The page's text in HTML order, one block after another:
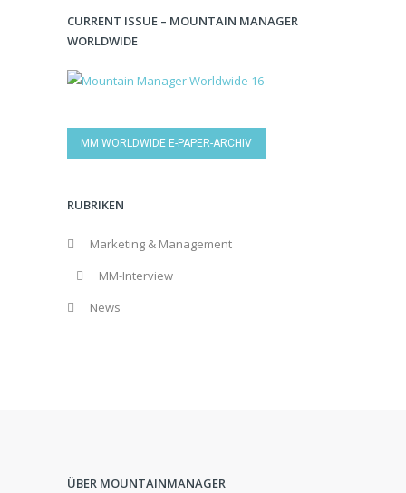
CURRENT ISSUE – MOUNTAIN MANAGER
WORLDWIDE
MM WORLDWIDE E-PAPER-ARCHIV
RUBRIKEN
Marketing & Management
MM-Interview
News
ÜBER MOUNTAINMANAGER